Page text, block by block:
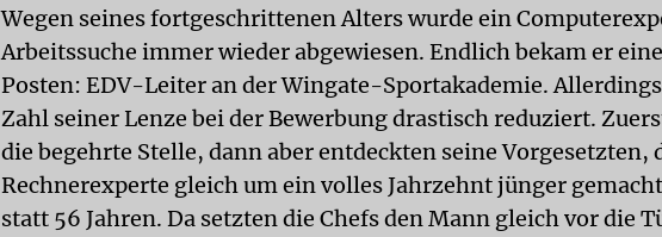
Wegen seines fortgeschrittenen Alters wurde ein
Arbeitssuche immer wieder abgewiesen. Endlich bekam er
Posten: EDV-Leiter an der Wingate-Sportakademie.
Zahl seiner Lenze bei der Bewerbung drastisch reduziert.
die begehrte Stelle, dann aber entdeckten seine Vorgesetzten,
Rechnerexperte gleich um ein volles Jahrzehnt jünger
statt 56 Jahren. Da setzten die Chefs den Mann gleich vor die